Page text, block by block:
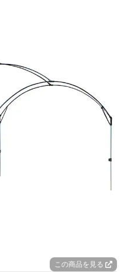
この商品を見る